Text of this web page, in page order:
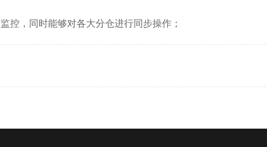
控，同时能够对各大分仓进行同步操作；